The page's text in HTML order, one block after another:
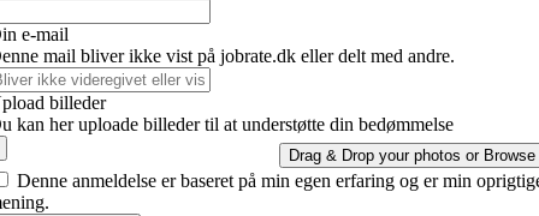
e-mail
mail bliver ikke vist på jobrate.dk eller delt med andre.
billeder
kan her uploade billeder til at understøtte din bedømmelse
Drag & Drop your photos or Browse
Denne anmeldelse er baseret på min egen erfaring og er min